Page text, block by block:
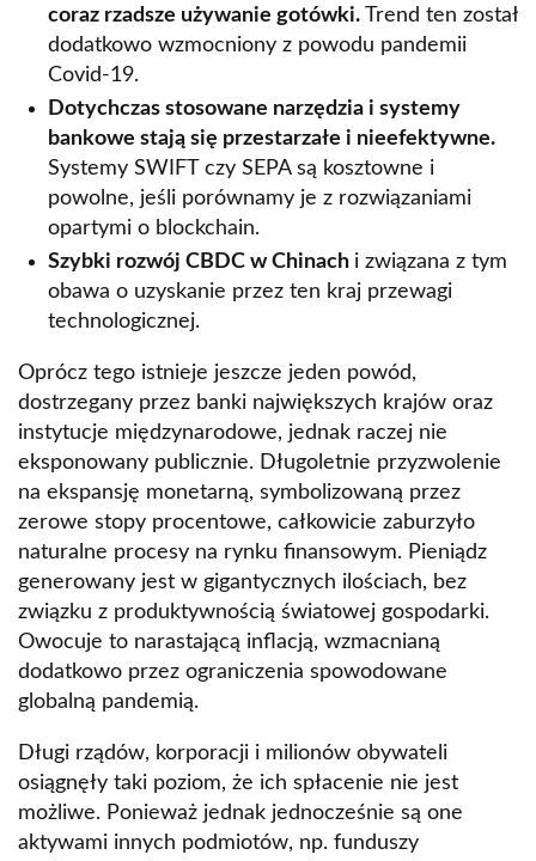
coraz rzadsze używanie gotówki. Trend ten został
dodatkowo wzmocniony z powodu pandemii
Covid-19.
Dotychczas stosowane narzędzia i systemy
bankowe stają się przestarzałe i nieefektywne.
Systemy SWIFT czy SEPA są kosztowne i
powolne, jeśli porównamy je z rozwiązaniami
opartymi o blockchain.
Szybki rozwój CBDC w Chinach i związana z tym
obawa o uzyskanie przez ten kraj przewagi
technologicznej.
Oprócz tego istnieje jeszcze jeden powód,
dostrzegany przez banki największych krajów oraz
instytucje międzynarodowe, jednak raczej nie
eksponowany publicznie. Długoletnie przyzwolenie
na ekspansję monetarną, symbolizowaną przez
zerowe stopy procentowe, całkowicie zaburzyło
naturalne procesy na rynku finansowym. Pieniądz
generowany jest w gigantycznych ilościach, bez
związku z produktywnością światowej gospodarki.
Owocuje to narastającą inflacją, wzmacnianą
dodatkowo przez ograniczenia spowodowane
globalną pandemią.
Długi rządów, korporacji i milionów obywateli
osiągnęły taki poziom, że ich spłacenie nie jest
możliwe. Ponieważ jednak jednocześnie są one
aktywami innych podmiotów, np. funduszy